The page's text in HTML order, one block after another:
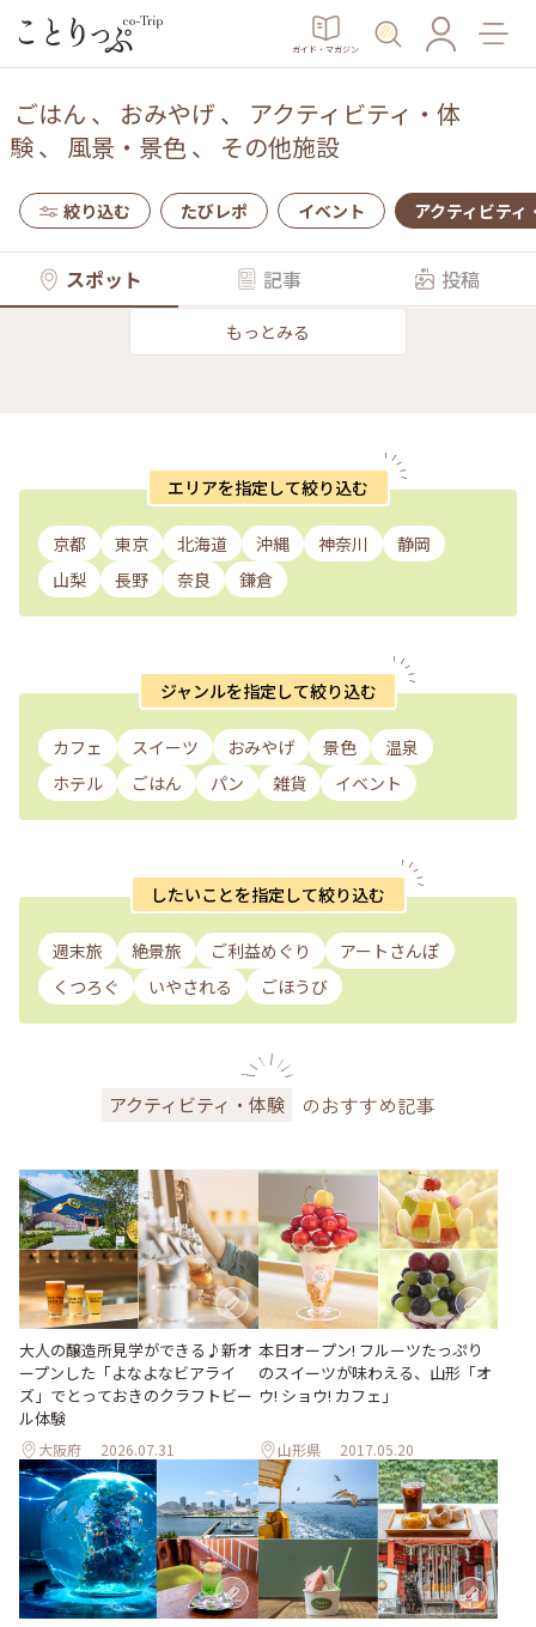
ガイド・マガジン
ごはん 、 おみやげ 、 アクティビティ・体
験、 風景・景色、 その他施設
絞り込む たびレポ イベント アクティビティ
スポット 記事 投稿
もっとみる
エリアを指定して絞り込む
京都 東京 北海道 沖縄 神奈川
静岡
山梨
長野 奈良 鎌倉
ジャンルを指定して絞り込む
カフェ スイーツ おみやげ 景色
温泉
ホテル
ごはん パン 雑貨 イベント
したいことを指定して絞り込む
週末旅 絶景旅 ご利益めぐり
アートさんぽ
くつろぐ
いやされる ごほうび
アクティビティ・体験 のおすすめ記事
大人の醸造所見学ができる♪新オ
ープンした「よなよなビアライ
ズ」でとっておきのクラフトビー
ル体験
大阪府 2026.07.31
本日オープン! フルーツたっぷり
のスイーツが味わえる、山形「オ
ウ! ショウ! カフェ」
山形県 2017.05.20